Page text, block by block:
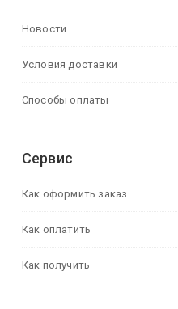
Новости
Условия доставки
Способы оплаты
Сервис
Как оформить заказ
Как оплатить
Как получить